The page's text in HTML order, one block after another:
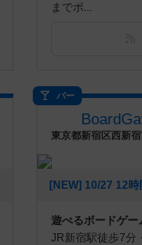
までボ...
バー
遊べるボードゲー
JR新宿駅徒歩7分